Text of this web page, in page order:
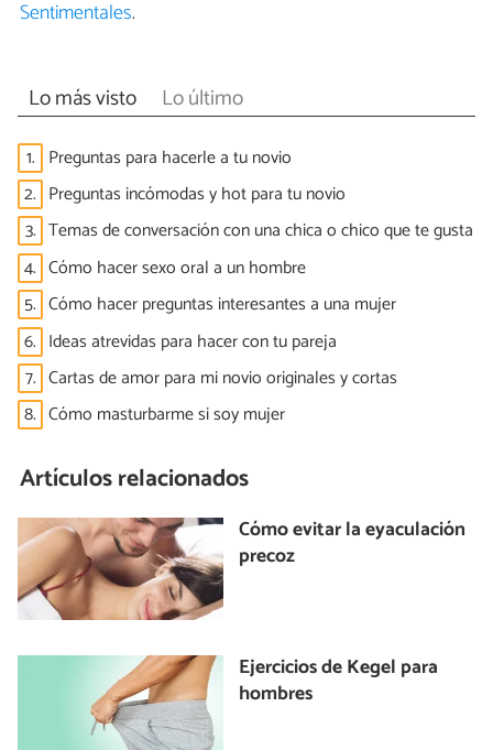
Sentimentales.
Lo más visto Lo último
1. Preguntas para hacerle a tu novio
2. Preguntas incómodas y hot para tu novio
3. Temas de conversación con una chica o chico que te gusta
4. Cómo hacer sexo oral a un hombre
5. Cómo hacer preguntas interesantes a una mujer
6. Ideas atrevidas para hacer con tu pareja
7. Cartas de amor para mi novio originales y cortas
8. Cómo masturbarme si soy mujer
Artículos relacionados
Cómo evitar la eyaculación
precoz
Ejercicios de Kegel para
hombres